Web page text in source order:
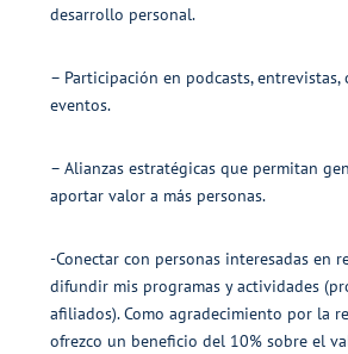
desarrollo personal.
– Participación en podcasts, entrevistas,
eventos.
– Alianzas estratégicas que permitan
aportar valor a más personas.
-Conectar con personas interesadas en
difundir mis programas y actividades
afiliados). Como agradecimiento por la
ofrezco un beneficio del 10% sobre el